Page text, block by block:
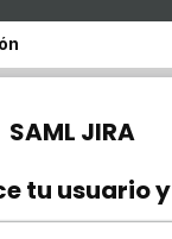
SAML JIRA
tu usuario